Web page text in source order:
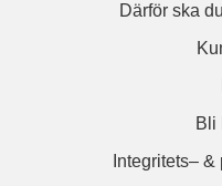
Därför ska
Bli
Integritets–